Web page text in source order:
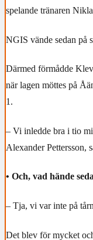
spelande tränaren
NGIS vände sedan på
Därmed förmådde
när lagen möttes på
1.
– Vi inledde bra i tio
Alexander Pettersson,
• Och, vad hände
– Tja, vi var inte på
Det blev för mycket